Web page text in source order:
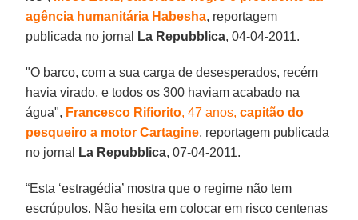
agência humanitária Habesha, reportagem
publicada no jornal
La Repubblica, 04-04-2011.
"O barco, com a sua carga de desesperados, recém
havia virado, e todos os 300 haviam acabado na
água", Francesco Rifiorito, 47 anos, capitão do
pesqueiro a motor Cartagine, reportagem publicada
no jornal
La Repubblica, 07-04-2011.
“Esta ‘estragédia’ mostra que o regime não tem
escrúpulos. Não hesita em colocar em risco centenas